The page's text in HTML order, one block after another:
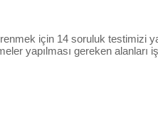
için 14 soruluk testimizi
yapılması gereken alanları